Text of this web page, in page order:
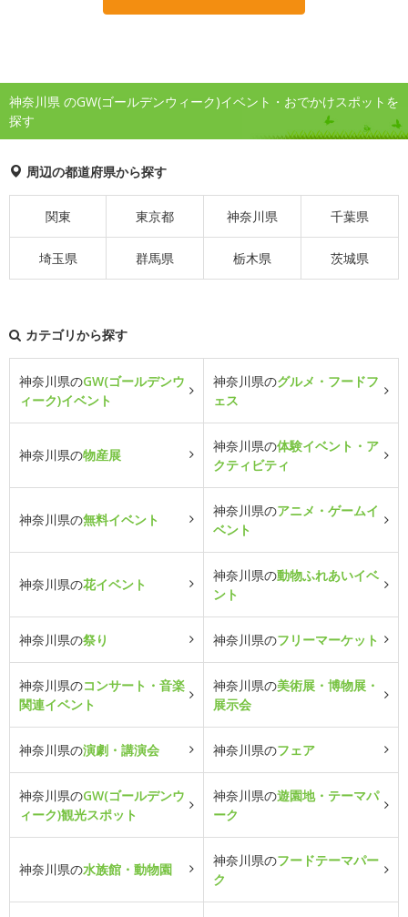
神奈川県 のGW(ゴールデンウィーク)イベント・おでかけスポットを
探す
周辺の都道府県から探す
関東 東京都 神奈川県 千葉県
埼玉県 群馬県 栃木県 茨城県
カテゴリから探す
神奈川県のGW(ゴールデンウ
ィーク)イベント
神奈川県のグルメ・フードフ
ェス
神奈川県の物産展
神奈川県の体験イベント・ア
クティビティ
神奈川県の無料イベント
神奈川県のアニメ・ゲームイ
ベント
神奈川県の花イベント
神奈川県の動物ふれあいイベ
ント
神奈川県の祭り 神奈川県のフリーマーケット
神奈川県のコンサート・音楽
関連イベント
神奈川県の美術展・博物展・
展示会
神奈川県の演劇・講演会 神奈川県のフェア
神奈川県のGW(ゴールデンウ
ィーク)観光スポット
神奈川県の遊園地・テーマパ
ーク
神奈川県の水族館・動物園
神奈川県のフードテーマパー
ク